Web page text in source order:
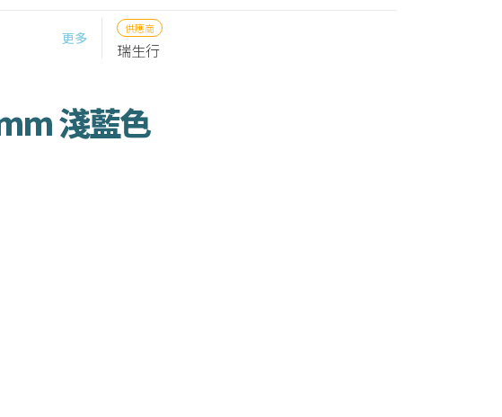
更多
供應商
瑞生行
淺藍色